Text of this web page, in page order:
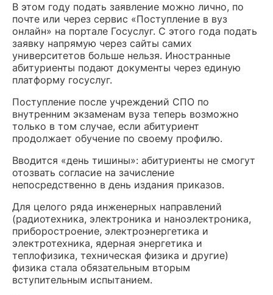
В этом году подать заявление можно лично, по
почте или через сервис «Поступление в вуз
онлайн» на портале Госуслуг. С этого года подать
заявку напрямую через сайты самих
университетов больше нельзя. Иностранные
абитуриенты подают документы через единую
платформу госуслуг.
Поступление после учреждений СПО по
внутренним экзаменам вуза теперь возможно
только в том случае, если абитуриент
продолжает обучение по своему профилю.
Вводится «день тишины»: абитуриенты не смогут
отозвать согласие на зачисление
непосредственно в день издания приказов.
Для целого ряда инженерных направлений
(радиотехника, электроника и наноэлектроника,
приборостроение, электроэнергетика и
электротехника, ядерная энергетика и
теплофизика, техническая физика и другие)
физика стала обязательным вторым
вступительным испытанием.